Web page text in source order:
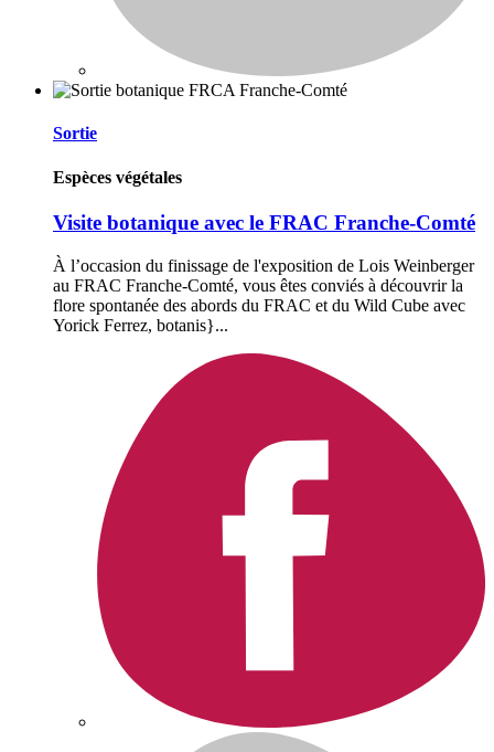
Sortie
Espèces végétales
Visite botanique avec le FRAC Franche-Comté
À l’occasion du finissage de l'exposition de Lois Weinberger
au FRAC Franche-Comté, vous êtes conviés à découvrir la
flore spontanée des abords du FRAC et du Wild Cube avec
Yorick Ferrez, botanis}...